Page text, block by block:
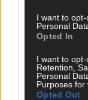
I want to
Personal
Opted In
I want to opt-
Retention,
Personal
Purposes for
Opted Out
ESC 2026 Grand
und wer wann
KOMMENTAR
Eurovision 2026: